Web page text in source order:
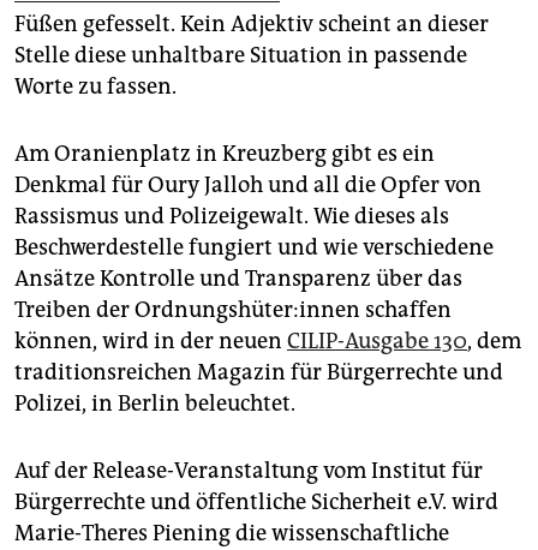
Füßen gefesselt. Kein Adjektiv scheint an dieser
Stelle diese unhaltbare Situation in passende
Worte zu fassen.
Am Oranienplatz in Kreuzberg gibt es ein
Denkmal für Oury Jalloh und all die Opfer von
Rassismus und Polizeigewalt. Wie dieses als
Beschwerdestelle fungiert und wie verschiedene
Ansätze Kontrolle und Transparenz über das
Treiben der Ord­nungs­hü­te­r:in­nen schaffen
können, wird in der neuen CILIP-Ausgabe 130, dem
traditionsreichen Magazin für Bürgerrechte und
Polizei, in Berlin beleuchtet.
Auf der Release-Veranstaltung vom Institut für
Bürgerrechte und öffentliche Sicherheit e.V. wird
Marie-Theres Piening die wissenschaftliche